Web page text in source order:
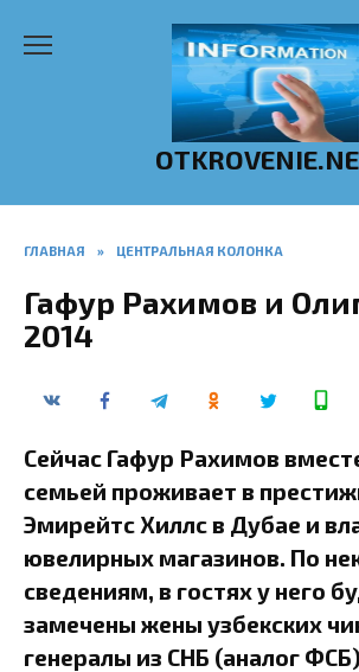
ГЛАВНАЯ » ЦЕНТРАЛЬНАЯ КОЛОНКА
Гафур Рахимов и
2014
Сейчас Гафур Рахимов
семьей проживает в
Эмирейтс Хиллс в Дубае и
ювелирных магазинов. По
сведениям, в гостях у него
замечены жены узбекских
генералы из СНБ (аналог